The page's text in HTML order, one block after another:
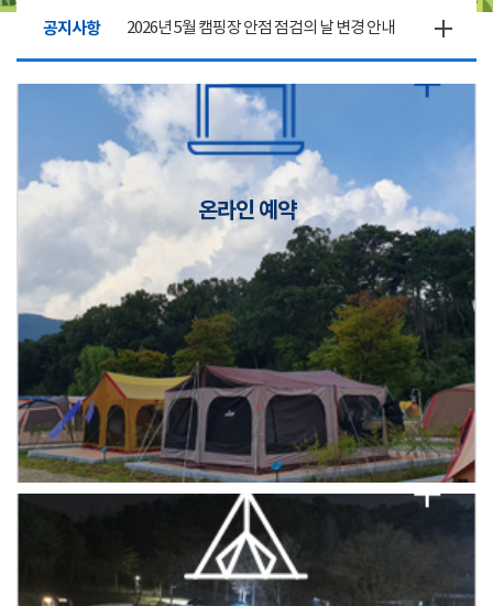
공지사항 2026년 5월 캠핑장 안점 점검의 날 변경 안내
캠핑장(9월1일~6일) 미운영 공지
2026년 5월 캠핑장 안점 점검의 날 변경 안내
캠핑장(9월1일~6일) 미운영 공지
2026년 5월 캠핑장 안점 점검의 날 변경 안내
캠핑장(9월1일~6일) 미운영 공지
온라인 예약